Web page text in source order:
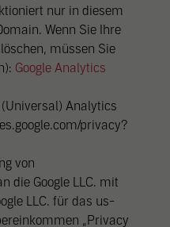
nur in diesem
Wenn Sie Ihre
müssen Sie
Google Analytics
Analytics
privacy?
von
die Google LLC. mit
LLC. für das us-
„Privacy